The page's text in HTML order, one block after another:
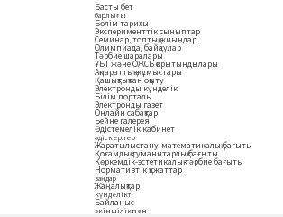
Басты бет
барлығы
Бөлім тарихы
Эксперименттік сыныптар
Семинар, топтық жиындар
Олимпиада, байқаулар
Тәрбие шаралары
ҰБТ және ОЖСБ қорытындылары
Ақпараттық жұмыстары
Қашықтықтан оқыту
Электронды күнделік
Білім порталы
Электронды газет
Онлайн сабақтар
Бейне галерея
Әдістемелік кабинет
әдіскерлер
Жаратылыстану-математикалық бағыты
Қоғамдық-гуманитарлық бағыты
Көркемдік-эстетикалық тәрбие бағыты
Нормативтік құжаттар
заңдар
Жаңалықтар
күнделікті
Байланыс
әкімшілікпен